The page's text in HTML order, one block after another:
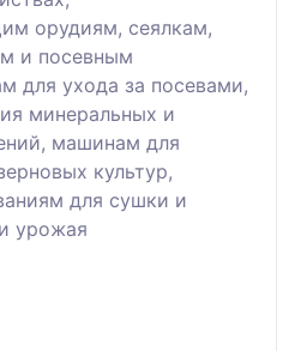
орудиям, сеялкам,
и посевным
для ухода за посевами,
минеральных и
машинам для
культур,
для сушки и
урожая